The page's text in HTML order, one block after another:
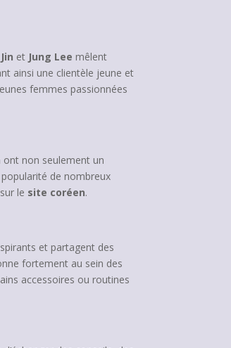
et Jung Lee mêlent
ainsi une clientèle jeune et
femmes passionnées
ont non seulement un
de nombreux
le site coréen.
et partagent des
fortement au sein des
accessoires ou routines